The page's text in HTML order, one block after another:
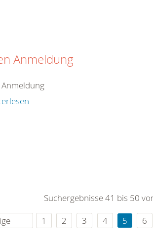
Anmeldung
Suchergebnisse 41 bis 50
1 2 3 4 5 6